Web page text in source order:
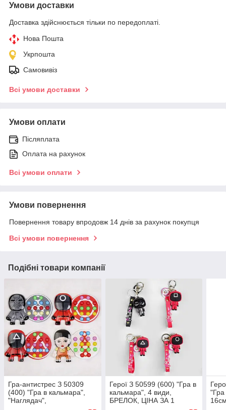
Умови доставки
Доставка здійснюється тільки по передоплаті.
Нова Пошта
Укрпошта
Самовивіз
Всі умови доставки
Умови оплати
Післяплата
Оплата на рахунок
Всі умови оплати
Умови повернення
Повернення товару впродовж 14 днів за рахунок покупця
Всі умови повернення
Подібні товари компанії
Гра-антистрес З 50309
(400) "Гра в кальмара",
"Наглядач",
Герої З 50599 (600) "Гра в
кальмара", 4 види,
БРЕЛОК, ЦІНА ЗА 1
"Гра